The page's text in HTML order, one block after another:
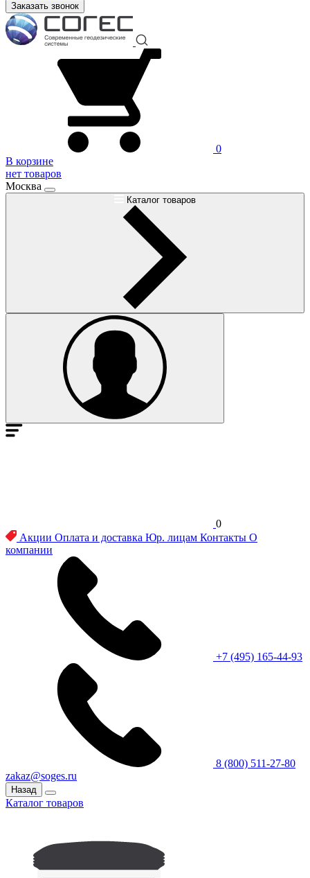
Заказать звонок
0
В корзине
нет товаров
Москва
Каталог товаров
0
Акции Оплата и доставка Юр. лицам Контакты О
компании
+7 (495) 165-44-93
8 (800) 511-27-80
zakaz@soges.ru
Назад
Каталог товаров